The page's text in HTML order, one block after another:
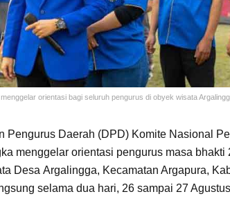
orientasi bagi seluruh pengurus di obyek wisata
Pengurus Daerah (DPD) Komite Nasional
menggelar orientasi pengurus masa bhakti
Desa Argalingga, Kecamatan Argapura,
selama dua hari, 26 sampai 27